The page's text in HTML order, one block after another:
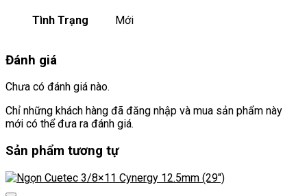
Tình Trạng Mới
Đánh giá
Chưa có đánh giá nào.
Chỉ những khách hàng đã đăng nhập và mua sản phẩm này
mới có thể đưa ra đánh giá.
Sản phẩm tương tự